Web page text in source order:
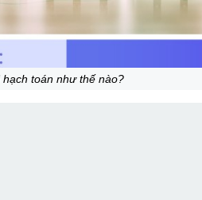
toán như thế nào?